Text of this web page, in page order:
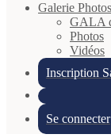
Galerie
GALA
Photos
Vidéos
Inscription
Se connecter